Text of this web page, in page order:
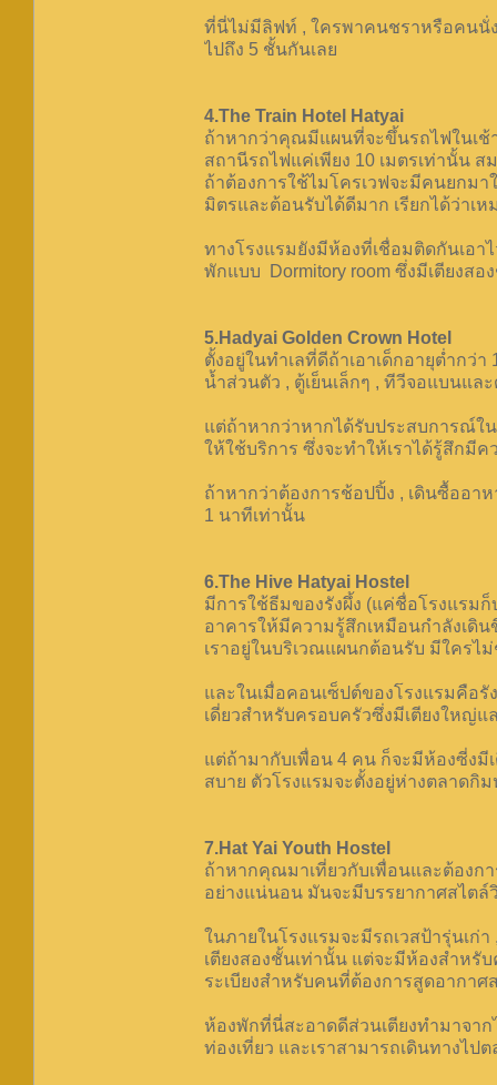
ที่นี่ไม่มีลิฟท์ , ใครพาคนชราหรือคนนั่
ไปถึง 5 ชั้นกันเลย
4.The Train Hotel Hatyai
ถ้าหากว่าคุณมีแผนที่จะขึ้นรถไฟในเช้
สถานีรถไฟแค่เพียง 10 เมตรเท่านั้น
ถ้าต้องการใช้ไมโครเวฟจะมีคนยกม
มิตรและต้อนรับได้ดีมาก เรียกได้ว่าเ
ทางโรงแรมยังมีห้องที่เชื่อมติดกันเอ
พักแบบ Dormitory room ซึ่งมีเตียงส
5.Hadyai Golden Crown Hotel
ตั้งอยู่ในทำเลที่ดีถ้าเอาเด็กอายุต่ำกว่
น้ำส่วนตัว , ตู้เย็นเล็กๆ , ทีวีจอแบนแล
แต่ถ้าหากว่าหากได้รับประสบการณ์ใ
ให้ใช้บริการ ซึ่งจะทำให้เราได้รู้สึก
ถ้าหากว่าต้องการช้อปปิ้ง , เดินซื้ออา
1 นาทีเท่านั้น
6.The Hive Hatyai Hostel
มีการใช้ธีมของรังผึ้ง (แค่ชื่อโรงแรม
อาคารให้มีความรู้สึกเหมือนกำลังเดิ
เราอยู่ในบริเวณแผนกต้อนรับ มีใครไ
และในเมื่อคอนเซ็ปต์ของโรงแรมคือ
เดี่ยวสำหรับครอบครัวซึ่งมีเตียงใหญ่แ
แต่ถ้ามากับเพื่อน 4 คน ก็จะมีห้องซี่งมี
สบาย ตัวโรงแรมจะตั้งอยู่ห่างตลาดกิ
7.Hat Yai Youth Hostel
ถ้าหากคุณมาเที่ยวกับเพื่อนและต้องก
อย่างแน่นอน มันจะมีบรรยากาศสไต
ในภายในโรงแรมจะมีรถเวสป้ารุ่นเก่
เตียงสองชั้นเท่านั้น แต่จะมีห้องสำห
ระเบียงสำหรับคนที่ต้องการสูดอากาศ
ห้องพักที่นี่สะอาดดีส่วนเตียงทำมาจา
ท่องเที่ยว และเราสามารถเดินทางไป